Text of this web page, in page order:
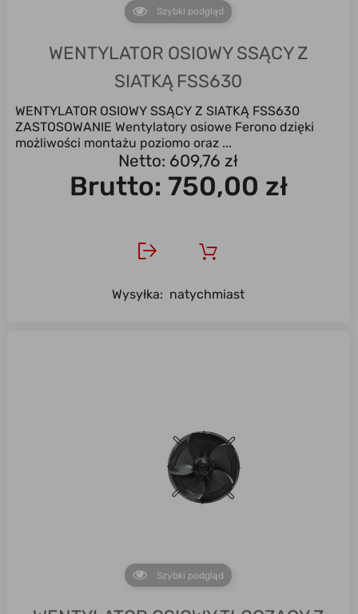
Szybki podgląd
WENTYLATOR OSIOWY SSĄCY Z
SIATKĄ FSS630
WENTYLATOR OSIOWY SSĄCY Z SIATKĄ FSS630
ZASTOSOWANIE Wentylatory osiowe Ferono dzięki
możliwości montażu poziomo oraz ...
Netto: 609,76 zł
Brutto: 750,00 zł
Wysyłka: natychmiast
Szybki podgląd